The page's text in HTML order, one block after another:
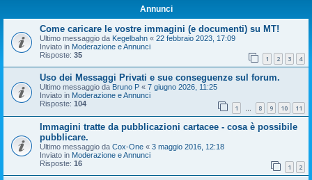
Annunci
Come caricare le vostre immagini (e documenti) su MT!
Ultimo messaggio da Kegelbahn « 22 febbraio 2023, 17:09
Inviato in Moderazione e Annunci
Risposte: 35 1 2 3 4
Uso dei Messaggi Privati e sue conseguenze sul forum.
Ultimo messaggio da Bruno P « 7 giugno 2026, 11:25
Inviato in Moderazione e Annunci
Risposte: 104 1 … 8 9 10 11
Immagini tratte da pubblicazioni cartacee - cosa è possibile
pubblicare.
Ultimo messaggio da Cox-One « 3 maggio 2016, 12:18
Inviato in Moderazione e Annunci
Risposte: 16 1 2